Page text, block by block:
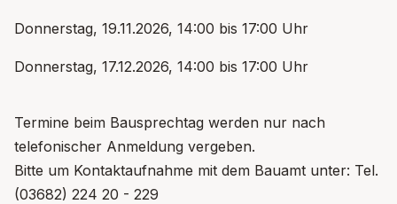
Donnerstag, 19.11.2026, 14:00 bis 17:00 Uhr
Donnerstag, 17.12.2026, 14:00 bis 17:00 Uhr
Termine beim Bausprechtag werden nur nach
telefonischer Anmeldung vergeben.
Bitte um Kontaktaufnahme mit dem Bauamt unter: Tel.
(03682) 224 20 - 229